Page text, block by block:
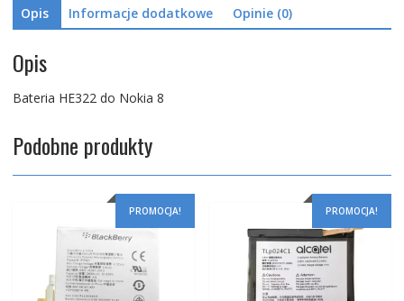
Opis Informacje dodatkowe Opinie (0)
Opis
Bateria HE322 do Nokia 8
Podobne produkty
PROMOCJA! PROMOCJA!